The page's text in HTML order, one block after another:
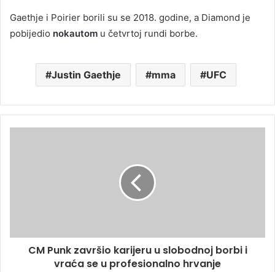
Gaethje i Poirier borili su se 2018. godine, a Diamond je
pobijedio nokautom u četvrtoj rundi borbe.
Justin Gaethje mma UFC
CM Punk završio karijeru u slobodnoj borbi i
vraća se u profesionalno hrvanje